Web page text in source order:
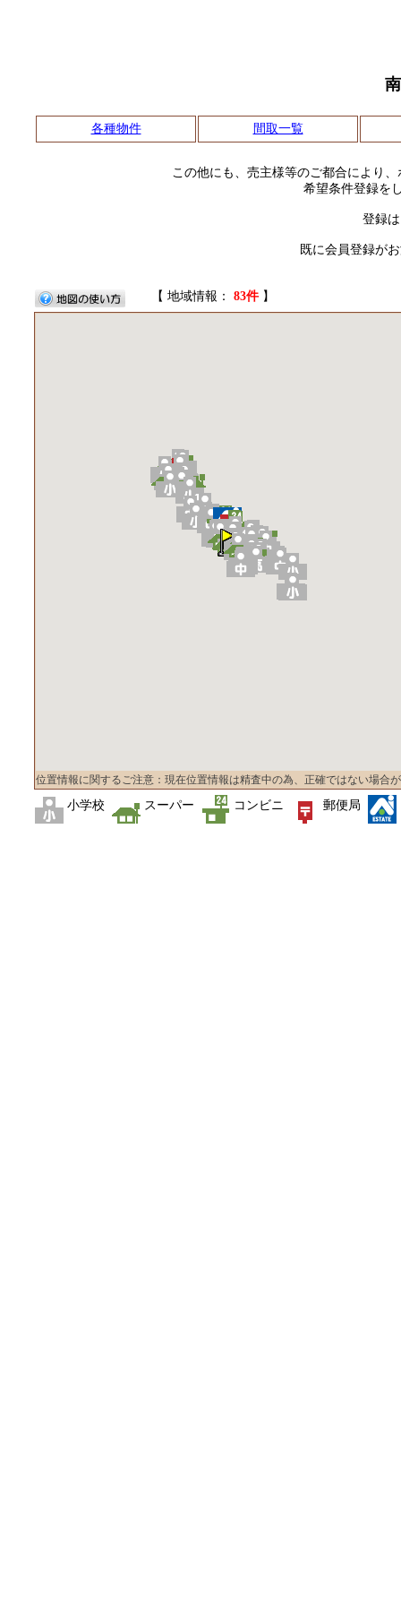
各種物件 間取一覧
この他にも、売主様等のご都合により
希望条件登録を
登録
既に会員登録が
【 地域情報： 83件】
位置情報に関するご注意：現在位置情報は精査中の為、正確ではない場合
小学校 スーパー コンビニ 郵便局